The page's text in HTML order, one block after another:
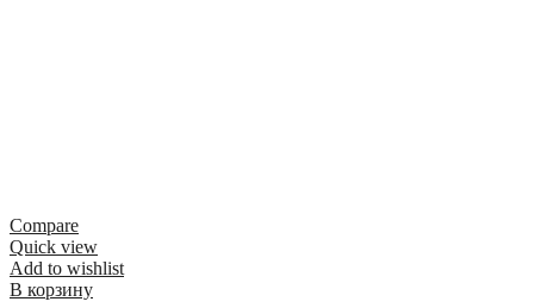
Compare
Quick view
Add to wishlist
В корзину